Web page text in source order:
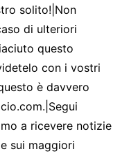
solito!|Non
di ulteriori
questo
con i vostri
è davvero
a ricevere notizie
sui maggiori